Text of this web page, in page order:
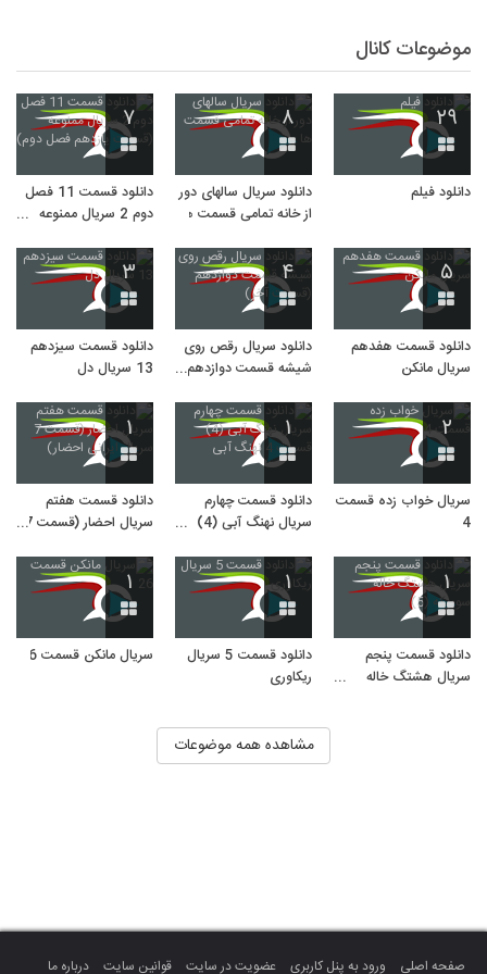
موضوعات کانال
۲۹
دانلود فیلم
۸
دانلود سریال سالهای دور
از خانه تمامی قسمت ها
۷
دانلود قسمت 11 فصل
دوم 2 سریال ممنوعه
دوم)
۵
دانلود قسمت هفدهم
سریال مانکن
۴
دانلود سریال رقص روی
شیشه قسمت دوازدهم
۳
دانلود قسمت سیزدهم
13 سریال دل
۲
سریال خواب زده قسمت
4
۱
دانلود قسمت چهارم
سریال نهنگ آبی (4)
۱
دانلود قسمت هفتم
سریال احضار (قسمت 7
۱
دانلود قسمت پنجم
سریال هشتگ خاله
۱
دانلود قسمت 5 سریال
ریکاوری
۱
سریال مانکن قسمت 26
مشاهده همه موضوعات
صفحه اصلی ورود به پنل کاربری عضویت در سایت قوانین سایت درباره ما